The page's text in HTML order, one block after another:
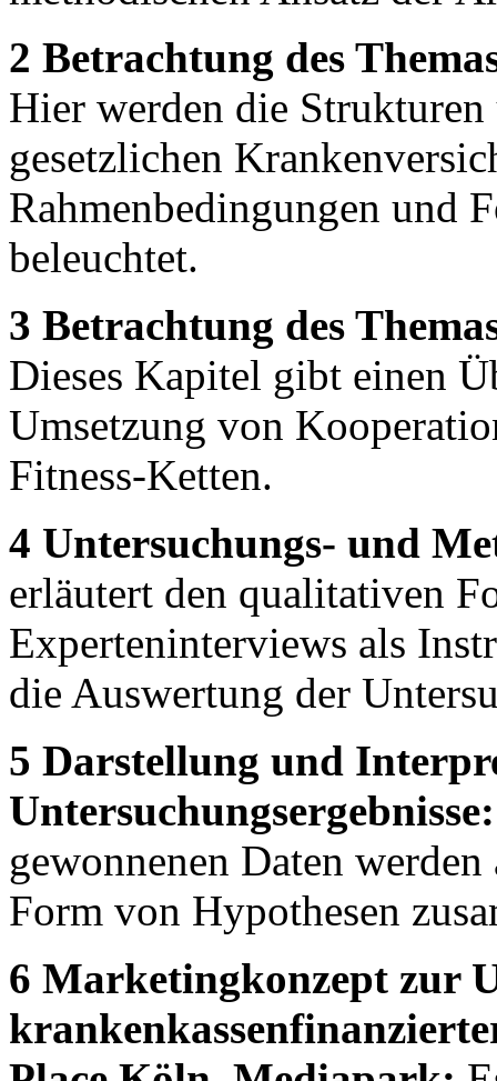
2 Betrachtung des
Hier werden die
gesetzlichen
Rahmenbedingungen und
beleuchtet.
3 Betrachtung des
Dieses Kapitel gibt einen
Umsetzung von
Fitness-Ketten.
4 Untersuchungs- und
erläutert den qualitativen
Experteninterviews als
die Auswertung der
5 Darstellung und
Untersuchungsergebnisse:
gewonnenen Daten
Form von Hypothesen
6 Marketingkonzept zur